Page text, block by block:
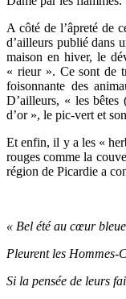
A côté de l’âpreté de
d’ailleurs publié dans
maison en hiver, le
« rieur ». Ce sont de
foisonnante des
D’ailleurs, « les bêtes
d’or », le pic-vert et
Et enfin, il y a les «
rouges comme la
région de Picardie a
« Bel été au cœur
Pleurent les Hommes-
Si la pensée de leurs